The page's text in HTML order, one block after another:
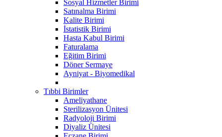
Sosyal Hizmetler Birimi
Satınalma Birimi
Kalite Birimi
İstatistik Birimi
Hasta Kabul Birimi
Faturalama
Eğitim Birimi
Döner Sermaye
Ayniyat - Biyomedikal
Tıbbi Birimler
Ameliyathane
Sterilizasyon Ünitesi
Radyoloji Birimi
Diyaliz Ünitesi